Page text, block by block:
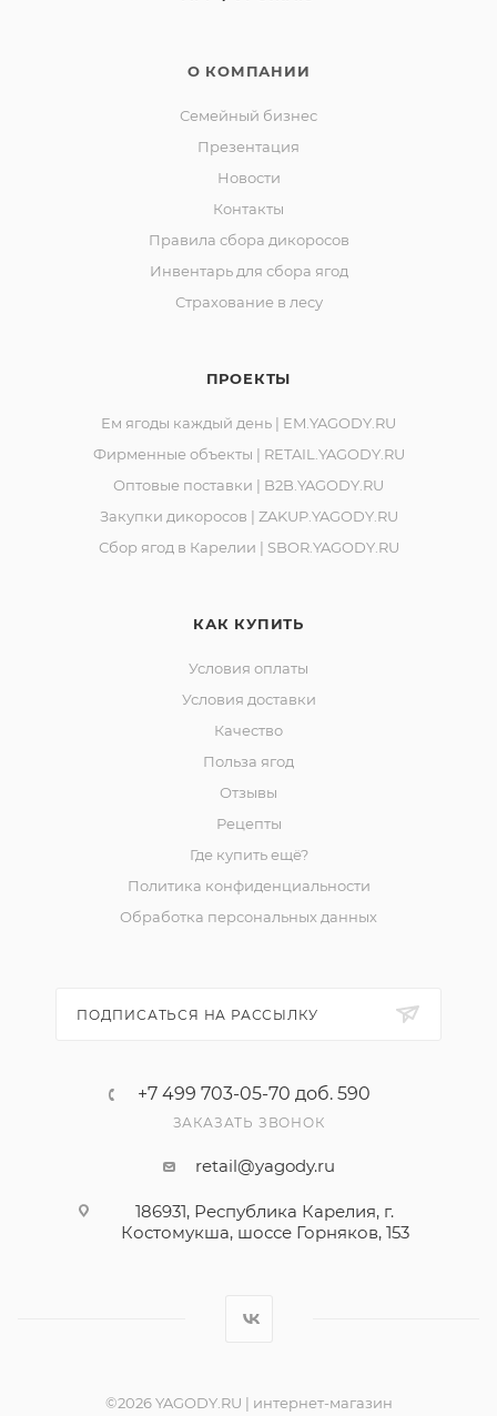
О КОМПАНИИ
Семейный бизнес
Презентация
Новости
Контакты
Правила сбора дикоросов
Инвентарь для сбора ягод
Страхование в лесу
ПРОЕКТЫ
Ем ягоды каждый день | EM.YAGODY.RU
Фирменные объекты | RETAIL.YAGODY.RU
Оптовые поставки | B2B.YAGODY.RU
Закупки дикоросов | ZAKUP.YAGODY.RU
Сбор ягод в Карелии | SBOR.YAGODY.RU
КАК КУПИТЬ
Условия оплаты
Условия доставки
Качество
Польза ягод
Отзывы
Рецепты
Где купить ещё?
Политика конфиденциальности
Обработка персональных данных
ПОДПИСАТЬСЯ НА РАССЫЛКУ
+7 499 703-05-70 доб. 590
ЗАКАЗАТЬ ЗВОНОК
retail@yagody.ru
186931, Республика Карелия, г.
Костомукша, шоссе Горняков, 153
©2026 YAGODY.RU | интернет-магазин